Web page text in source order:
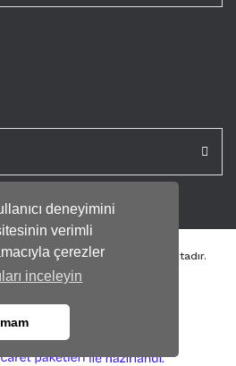
deneyimini
verimli
çerezler
inceleyin
SSL Sertifikası ile korunmaktadır.
Saklıdır.
e- ile